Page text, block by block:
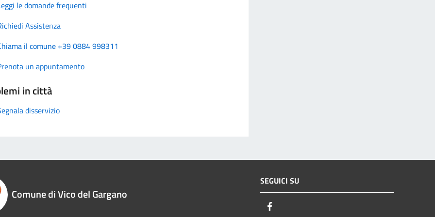
le domande frequenti
Assistenza
il comune +39 0884 998311
un appuntamento
in città
disservizio
Comune di Vico del Gargano
SEGUICI SU